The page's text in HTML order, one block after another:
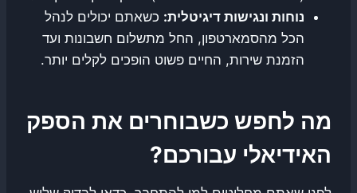
נוחות ונגישות דיגיטלית: כשאתם יכולים לנהל
הכל מהסמארטפון, החל מתשלום חשבונות ועד
הזמנת שירות, החיים פשוט הופכים לקלים יותר.
מה לחפש כשבוחרים את הספק
האידיאלי עבורכם?